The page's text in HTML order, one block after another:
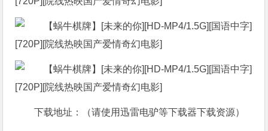
下载地址：（请使用迅雷电驴等下载器下载资源）